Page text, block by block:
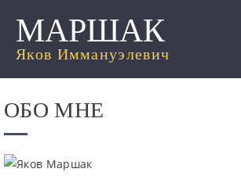
МАРШАК
Яков Иммануэлевич
ОБО МНЕ